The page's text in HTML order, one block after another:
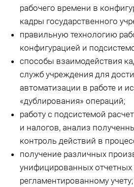
рабочего времени в
кадры государственного
правильную технологию
конфигурацией и
способы взаимодействия
служб учреждения для
автоматизации в работе и
«дублирования» операций;
работу с подсистемой
и налогов, анализ
контроль действий в
получение различных
унифицированных
регламентированному учету;